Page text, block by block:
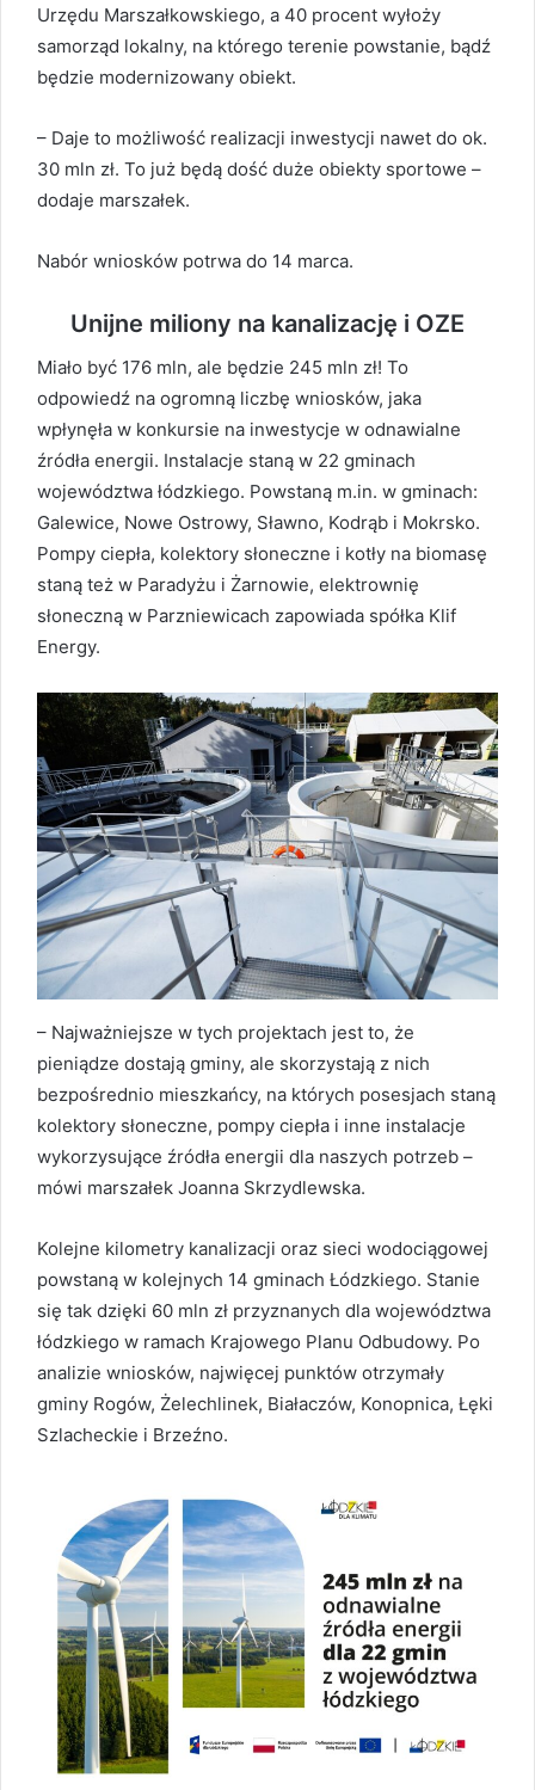
Urzędu Marszałkowskiego, a 40 procent wyłoży
samorząd lokalny, na którego terenie powstanie, bądź
będzie modernizowany obiekt.
– Daje to możliwość realizacji inwestycji nawet do ok.
30 mln zł. To już będą dość duże obiekty sportowe –
dodaje marszałek.
Nabór wniosków potrwa do 14 marca.
Unijne miliony na kanalizację i OZE
Miało być 176 mln, ale będzie 245 mln zł! To
odpowiedź na ogromną liczbę wniosków, jaka
wpłynęła w konkursie na inwestycje w odnawialne
źródła energii. Instalacje staną w 22 gminach
województwa łódzkiego. Powstaną m.in. w gminach:
Galewice, Nowe Ostrowy, Sławno, Kodrąb i Mokrsko.
Pompy ciepła, kolektory słoneczne i kotły na biomasę
staną też w Paradyżu i Żarnowie, elektrownię
słoneczną w Parzniewicach zapowiada spółka Klif
Energy.
– Najważniejsze w tych projektach jest to, że
pieniądze dostają gminy, ale skorzystają z nich
bezpośrednio mieszkańcy, na których posesjach staną
kolektory słoneczne, pompy ciepła i inne instalacje
wykorzysujące źródła energii dla naszych potrzeb –
mówi marszałek Joanna Skrzydlewska.
Kolejne kilometry kanalizacji oraz sieci wodociągowej
powstaną w kolejnych 14 gminach Łódzkiego. Stanie
się tak dzięki 60 mln zł przyznanych dla województwa
łódzkiego w ramach Krajowego Planu Odbudowy. Po
analizie wniosków, najwięcej punktów otrzymały
gminy Rogów, Żelechlinek, Białaczów, Konopnica, Łęki
Szlacheckie i Brzeźno.